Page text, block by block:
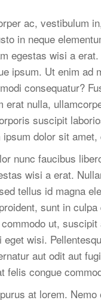
ac, vestibulum
in neque
egestas wisi a
ipsum. Ut enim
consequatur?
nulla,
suscipit
dolor sit
nunc faucibus
wisi a erat.
tellus id magna
sunt in
ut,
wisi.
aut odit aut
felis congue
at lorem.